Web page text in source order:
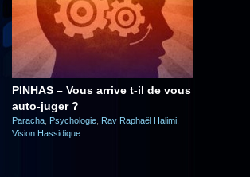
PINHAS – Vous arrive t-il de vous
auto-juger ?
Paracha Psychologie Rav Raphaël Halimi
Vision Hassidique